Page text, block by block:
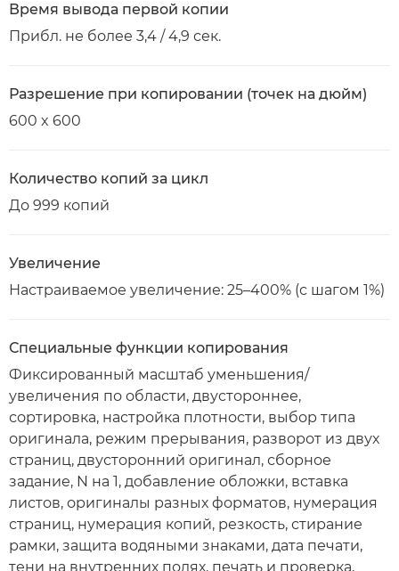
Время вывода первой копии
Прибл. не более 3,4 / 4,9 сек.
Разрешение при копировании (точек на дюйм)
600 x 600
Количество копий за цикл
До 999 копий
Увеличение
Настраиваемое увеличение: 25–400% (с шагом 1%)
Специальные функции копирования
Фиксированный масштаб уменьшения/
увеличения по области, двустороннее,
сортировка, настройка плотности, выбор типа
оригинала, режим прерывания, разворот из двух
страниц, двусторонний оригинал, сборное
задание, N на 1, добавление обложки, вставка
листов, оригиналы разных форматов, нумерация
страниц, нумерация копий, резкость, стирание
рамки, защита водяными знаками, дата печати,
тени на внутренних полях, печать и проверка,